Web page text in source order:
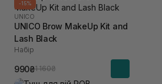
-15%
UNICO
UNICO Brow MakeUp Kit and
Lash Black
Набір
990₴1 160₴